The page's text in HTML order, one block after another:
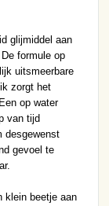
glijmiddel aan
formule op
uitsmeerbare
zorgt het
op water
van tijd
desgewenst
gevoel te
klein beetje aan